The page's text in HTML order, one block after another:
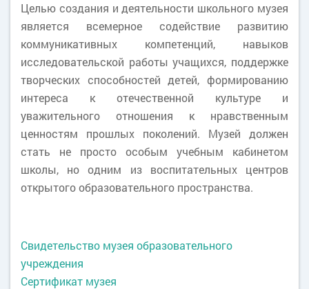
Целью создания и деятельности школьного музея
является всемерное содействие развитию
коммуникативных компетенций, навыков
исследовательской работы учащихся, поддержке
творческих способностей детей, формированию
интереса к отечественной культуре и
уважительного отношения к нравственным
ценностям прошлых поколений. Музей должен
стать не просто особым учебным кабинетом
школы, но одним из воспитательных центров
открытого образовательного пространства.
Свидетельство музея образовательного
учреждения
Сертификат музея